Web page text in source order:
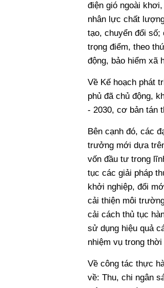
điện gió ngoài
nhân lực chất
tạo, chuyển đổi số;
trọng điểm, theo
động, bảo hiểm xã
Về Kế hoạch phát
phủ đã chủ động,
- 2030, cơ bản tán
Bên cạnh đó, các
trưởng mới dựa
vốn đầu tư trong
tục các giải pháp
khởi nghiệp, đổi
cải thiện môi
cải cách thủ tục
sử dụng hiệu quả
nhiệm vụ trong
Về công tác thực
về: Thu, chi ngân